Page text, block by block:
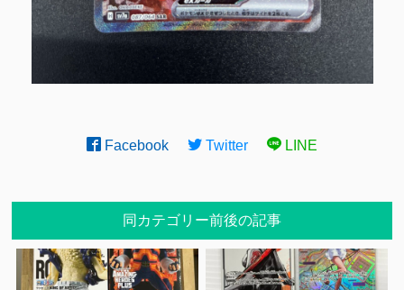
Facebook Twitter LINE
同カテゴリー前後の記事